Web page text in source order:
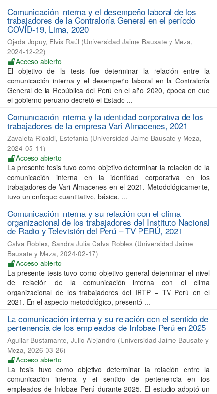
Comunicación interna y el desempeño laboral de los
trabajadores de la Contraloría General en el período
COVID-19, Lima, 2020
Ojeda Jopuy, Elvis Raúl (Universidad Jaime Bausate y Meza,
2024-12-22)
Acceso abierto
El objetivo de la tesis fue determinar la relación entre la
comunicación interna y el desempeño laboral en la Contraloría
General de la República del Perú en el año 2020, época en que
el gobierno peruano decretó el Estado ...
Comunicación interna y la identidad corporativa de los
trabajadores de la empresa Vari Almacenes, 2021
Zavaleta Ricaldi, Estefania (Universidad Jaime Bausate y Meza,
2024-05-11)
Acceso abierto
La presente tesis tuvo como objetivo determinar la relación de la
comunicación interna en la identidad corporativa en los
trabajadores de Vari Almacenes en el 2021. Metodológicamente,
tuvo un enfoque cuantitativo, básica, ...
Comunicación interna y su relación con el clima
organizacional de los trabajadores del Instituto Nacional
de Radio y Televisión del Perú – TV PERÚ, 2021
Calva Robles, Sandra Julia Calva Robles (Universidad Jaime
Bausate y Meza, 2024-02-17)
Acceso abierto
La presente tesis tuvo como objetivo general determinar el nivel
de relación de la comunicación interna con el clima
organizacional de los trabajadores del IRTP – TV Perú en el
2021. En el aspecto metodológico, presentó ...
La comunicación interna y su relación con el sentido de
pertenencia de los empleados de Infobae Perú en 2025
Aguilar Bustamante, Julio Alejandro (Universidad Jaime Bausate y
Meza, 2026-03-26)
Acceso abierto
La tesis tuvo como objetivo determinar la relación entre la
comunicación interna y el sentido de pertenencia en los
empleados de Infobae Perú durante 2025. El estudio adoptó un